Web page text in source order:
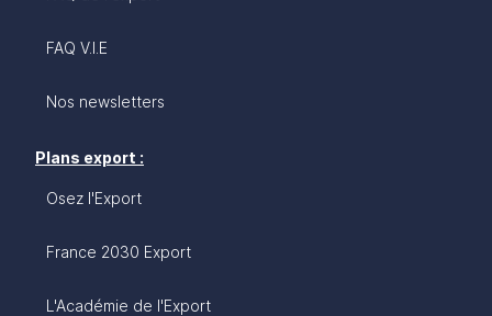
FAQ V.I.E
Nos newsletters
Plans export :
Osez l'Export
France 2030 Export
L'Académie de l'Export